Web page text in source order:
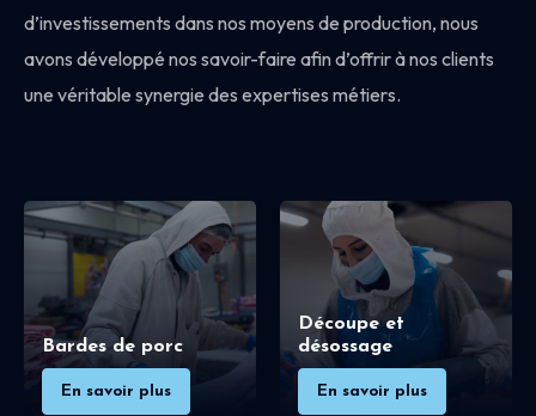
d’investissements dans nos moyens de production, nous
avons développé nos savoir-faire afin d’offrir à nos clients
une véritable synergie des expertises métiers.
Bardes de porc
En savoir plus
Découpe et
désossage
En savoir plus